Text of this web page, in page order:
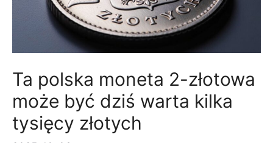
Ta polska moneta 2-złotowa
może być dziś warta kilka
tysięcy złotych